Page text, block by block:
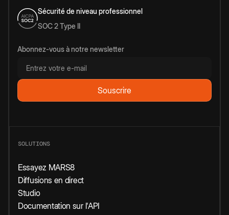
Sécurité de niveau professionnel
SOC 2 Type II
Abonnez-vous à notre newsletter
SOLUTIONS
Essayez MARS8
Diffusions en direct
Studio
Documentation sur l'API